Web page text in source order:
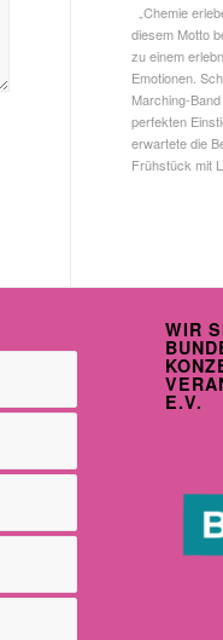
„Chemie
diesem Motto
zu einem
Emotionen.
Marching-
perfekten
erwartete die
Frühstück mit
WIR
E.V.